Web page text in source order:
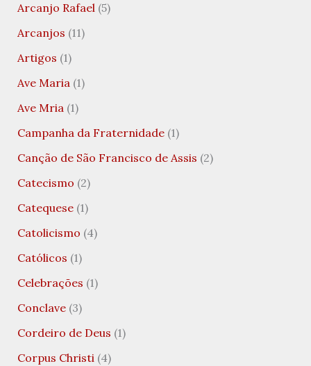
Arcanjo Rafael(5)
Arcanjos (11)
Artigos (1)
Ave Maria(1)
Ave Mria(1)
Campanha da Fraternidade(1)
Canção de São Francisco de Assis (2)
Catecismo (2)
Catequese(1)
Catolicismo (4)
Católicos (1)
Celebrações (1)
Conclave(3)
Cordeiro de Deus (1)
Corpus Christi(4)